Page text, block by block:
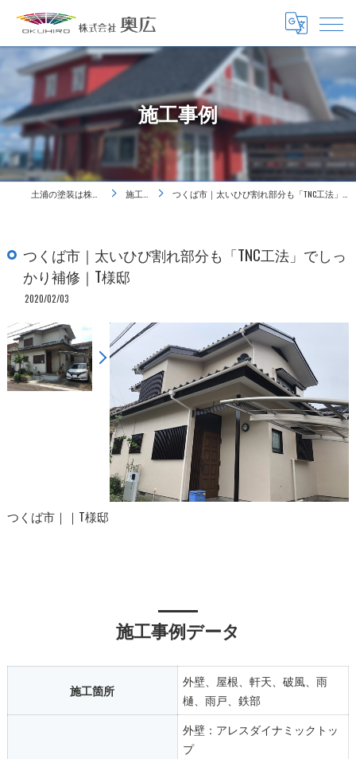
施工事例
土浦の塗装は株式会社奥広 施工事例 つくば市｜太いひび割れ部分も「TNC工法」でしっかり補修｜T様邸
つくば市｜太いひび割れ部分も「TNC工法」でしっ
かり補修｜T様邸
2020/02/03
つくば市｜｜T様邸
施工事例データ
施工箇所
外壁、屋根、軒天、破風、雨
樋、雨戸、鉄部
外壁：アレスダイナミックトッ
プ